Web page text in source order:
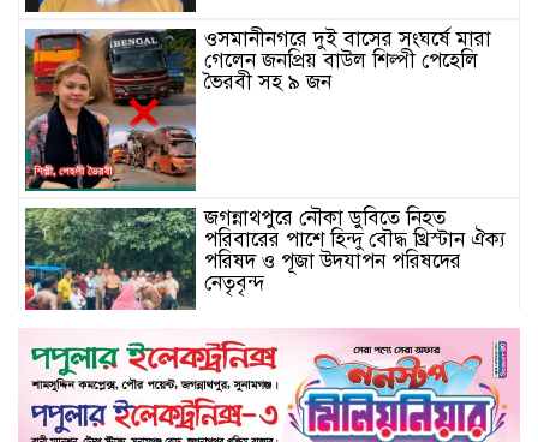
ওসমানীনগরে দুই বাসের সংঘর্ষে মারা
গেলেন জনপ্রিয় বাউল শিল্পী পেহেলি
ভৈরবী সহ ৯ জন
জগন্নাথপুরে নৌকা ডুবিতে নিহত
পরিবারের পাশে হিন্দু বৌদ্ধ খ্রিস্টান ঐক্য
পরিষদ ও পূজা উদযাপন পরিষদের
নেতৃবৃন্দ
Schau auf ourdream-girl.ink für
personalisierte KI-Romantik
vorbei